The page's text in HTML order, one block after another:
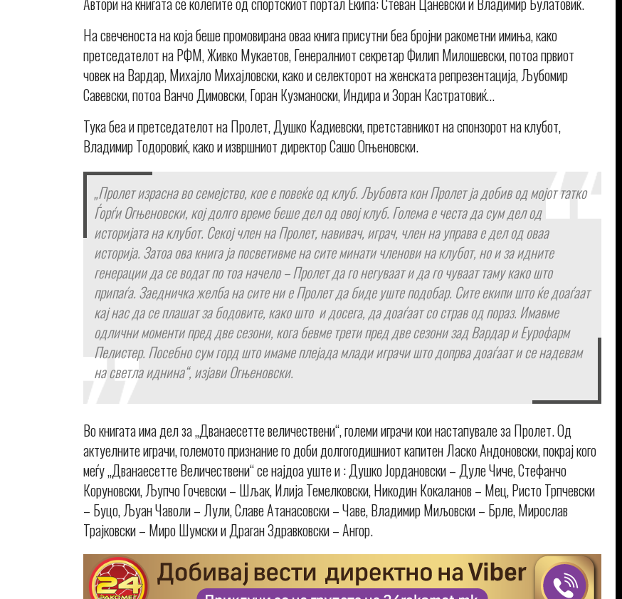
На свеченоста на која беше промовирана оваа книга присутни беа бројни ракометни имиња, како
претседателот на РФМ, Живко Мукаетов, Генералниот секретар Филип Милошевски, потоа првиот
човек на Вардар, Михајло Михајловски, како и селекторот на женската репрезентација, Љубомир
Савевски, потоа Ванчо Димовски, Горан Кузманоски, Индира и Зоран Кастратовиќ…
Тука беа и претседателот на Пролет, Душко Кадиевски, претставникот на спонзорот на клубот,
Владимир Тодоровиќ, како и извршниот директор Сашо Огњеновски.
„Пролет израсна во семејство, кое е повеќе од клуб. Љубовта кон Пролет ја добив од мојот татко
Ѓорѓи Огњеновски, кој долго време беше дел од овој клуб. Голема е честа да сум дел од
историјата на клубот. Секој член на Пролет, навивач, играч, член на управа е дел од оваа
историја. Затоа ова книга ја посветивме на сите минати членови на клубот, но и за идните
генерации да се водат по тоа начело – Пролет да го негуваат и да го чуваат таму како што
припаѓа. Заедничка желба на сите ни е Пролет да биде уште подобар. Сите екипи што ќе доаѓаат
кај нас да се плашат за бодовите, како што и досега, да доаѓаат со страв од пораз. Имавме
одлични моменти пред две сезони, кога бевме трети пред две сезони зад Вардар и Еурофарм
Пелистер. Посебно сум горд што имаме плејада млади играчи што допрва доаѓаат и се надевам
на светла иднина“, изјави Огњеновски.
Во книгата има дел за „Дванаесетте величествени“, големи играчи кои настапувале за Пролет. Од
актуелните играчи, големото признание го доби долгогодишниот капитен Ласко Андоновски, покрај кого
меѓу „Дванаесетте Величествени“ се најдоа уште и : Душко Јордановски – Дуле Чиче, Стефанчо
Коруновски, Љупчо Гочевски – Шљак, Илија Темелковски, Никодин Кокаланов – Мец, Ристо Трпчевски
– Буцо, Љуан Чаволи – Лули, Славе Атанасовски – Чаве, Владимир Миљовски – Брле, Мирослав
Трајковски – Миро Шумски и Драган Здравковски – Ангор.